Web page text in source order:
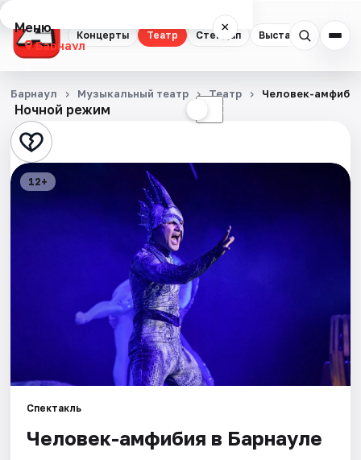
Концерты Театр Стендап Выставки Спорт
Меню ×
Барнаул
Концерты
Театр
Стендап
Выставки
Артисты
Рейтинги
Ночной режим ☾
Барнаул Музыкальный театр Театр Человек-
12+
Спектакль
Человек-амфибия в Барнауле